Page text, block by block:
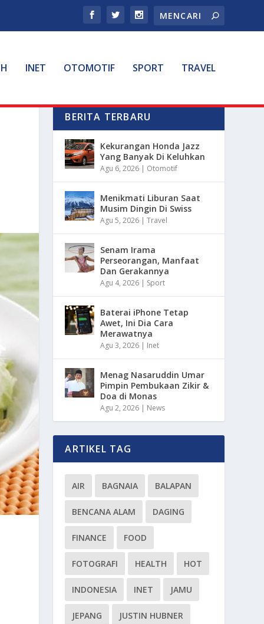
INET OTOMOTIF SPORT TRAVEL
BERITA TERBARU
Kekurangan Honda Jazz
Yang Banyak Di Keluhkan
Agu 6, 2026 | Otomotif
Menikmati Liburan Saat
Musim Dingin Di Swiss
Agu 5, 2026 |Travel
Senam Irama
Perseorangan, Manfaat
Dan Gerakannya
Agu 4, 2026 | Sport
Baterai iPhone Tetap
Awet, Ini Dia Cara
Merawatnya
Agu 3, 2026 | Inet
Menag Nasaruddin Umar
Pimpin Pembukaan Zikir &
Doa di Monas
Agu 2, 2026 | News
ARTIKEL TAG
AIR BAGNAIA BALAPAN
BENCANA ALAM DAGING
FINANCE FOOD
FOTOGRAFI HEALTH HOT
INDONESIA INET JAMU
JEPANG JUSTIN HUBNER